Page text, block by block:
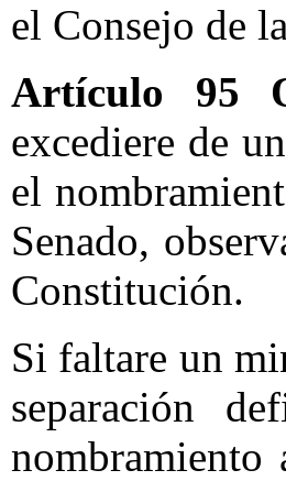
el Consejo de
Artículo 95
excediere de
el
Senado,
Constitución.
Si faltare un
separación
nombramiento